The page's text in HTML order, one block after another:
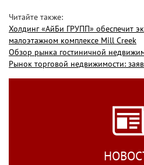
Читайте также:
Холдинг «АйБи ГРУПП» обеспечит
малоэтажном комплексе Mill Creek
Обзор рынка гостиничной
Рынок торговой недвижимости: